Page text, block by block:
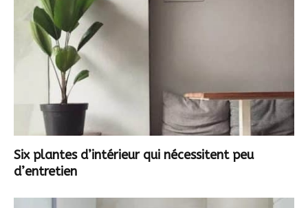
Six plantes d’intérieur qui nécessitent peu
d’entretien